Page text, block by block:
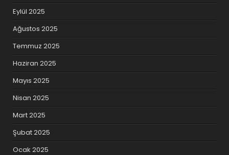
Eylül 2025
Ağustos 2025
Temmuz 2025
Haziran 2025
Mayıs 2025
Nisan 2025
Mart 2025
Şubat 2025
Ocak 2025